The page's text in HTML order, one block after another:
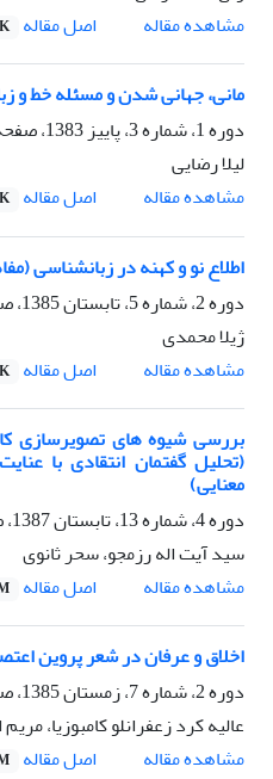
مشاهده مقاله
اصل مقاله
مانی، جهانی شدن و مسئله خط و
دوره 1، شماره 3، پاییز 1383، صفحه
لیلا رضایی
مشاهده مقاله
اصل مقاله
اطلاع نو و کهنه در زبانشناسی
دوره 2، شماره 5، تابستان 1385، صفحه
ژیلا محمدی
مشاهده مقاله
اصل مقاله
بررسی شیوه های تصویرسازی
(تحلیل گفتمان انتقادی با
معنایی)
دوره 4، شماره 13، تابستان 1387، صفحه
سید آیت اله رزمجو، سحر ثانوی
مشاهده مقاله
اصل مقاله
اخلاق و عرفان در شعر پروین
دوره 2، شماره 7، زمستان 1385، صفحه
عالیه کرد زعفرانلو کامبوزیا، مریم
مشاهده مقاله
اصل مقاله